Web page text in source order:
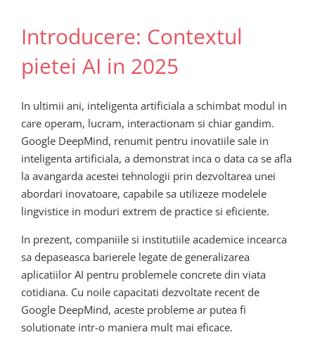
Introducere: Contextul
pietei AI in 2025
In ultimii ani, inteligenta artificiala a schimbat modul in
care operam, lucram, interactionam si chiar gandim.
Google DeepMind, renumit pentru inovatiile sale in
inteligenta artificiala, a demonstrat inca o data ca se afla
la avangarda acestei tehnologii prin dezvoltarea unei
abordari inovatoare, capabile sa utilizeze modelele
lingvistice in moduri extrem de practice si eficiente.
In prezent, companiile si institutiile academice incearca
sa depaseasca barierele legate de generalizarea
aplicatiilor AI pentru problemele concrete din viata
cotidiana. Cu noile capacitati dezvoltate recent de
Google DeepMind, aceste probleme ar putea fi
solutionate intr-o maniera mult mai eficace.